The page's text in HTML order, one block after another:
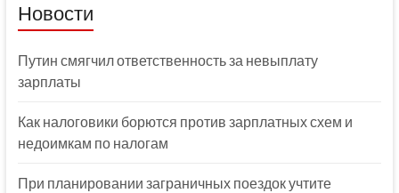
Новости
Путин смягчил ответственность за невыплату
зарплаты
Как налоговики борются против зарплатных схем и
недоимкам по налогам
При планировании заграничных поездок учтите